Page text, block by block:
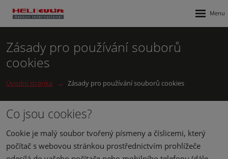
Zásady pro používání souborů
cookies
Úvodní stránka Zásady pro používání souborů cookies
Co jsou cookies?
Cookie je malý soubor tvořený písmeny a číslicemi, který
počítač s webovou stránkou prostřednictvím prohlížeče